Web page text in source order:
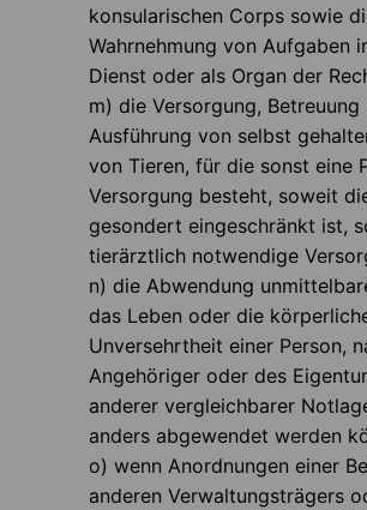
konsularischen Corps sowie
Wahrnehmung von Aufgaben
Dienst oder als Organ der
m) die Versorgung, Betreuung
Ausführung von selbst
von Tieren, für die sonst eine
Versorgung besteht, soweit
gesondert eingeschränkt ist,
tierärztlich notwendige
n) die Abwendung
das Leben oder die
Unversehrtheit einer Person,
Angehöriger oder des
anderer vergleichbarer
anders abgewendet werden
o) wenn Anordnungen einer
anderen Verwaltungsträgers